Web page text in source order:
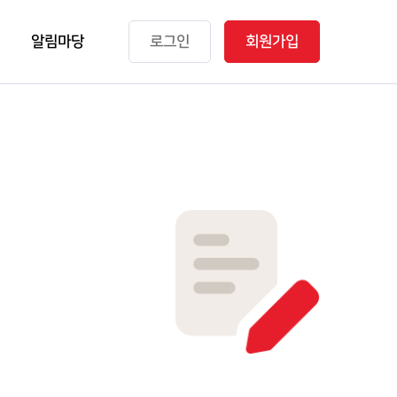
알림마당 로그인 회원가입